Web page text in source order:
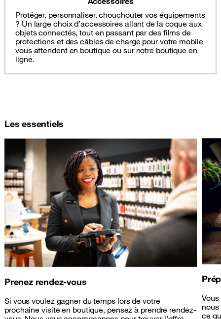
Protéger, personnaliser, chouchouter vos équipements
? Un large choix d’accessoires allant de la coque aux
objets connectés, tout en passant par des films de
protections et des câbles de charge pour votre mobile
vous attendent en boutique ou sur notre boutique en
ligne.
Les essentiels
Prenez rendez-vous
Si vous voulez gagner du temps lors de votre
prochaine visite en boutique, pensez à prendre rendez-
ce